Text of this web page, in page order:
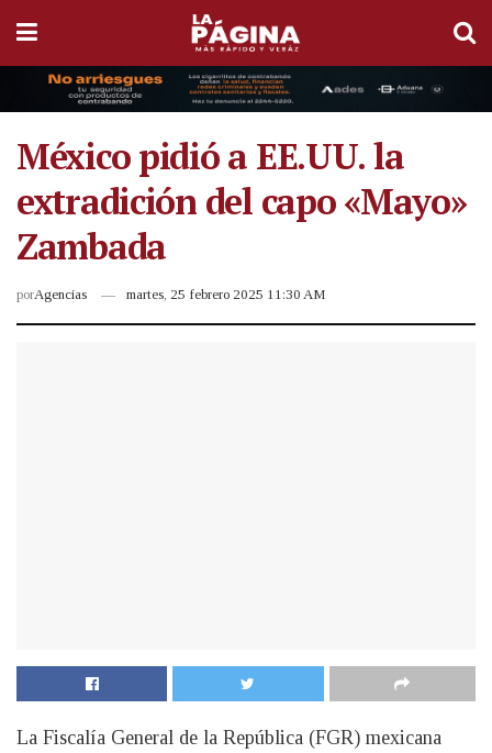
México pidió a EE.UU. la
extradición del capo «Mayo»
Zambada
porAgencias martes, 25 febrero 2025 11:30 AM
La Fiscalía General de la República (FGR) mexicana